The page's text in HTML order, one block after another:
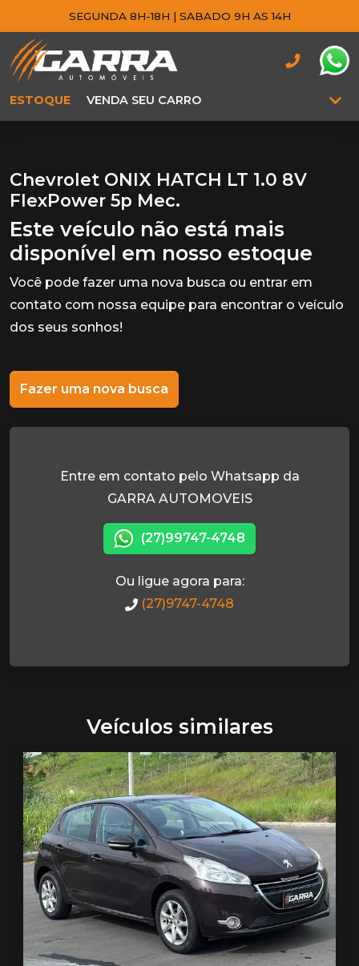
SEGUNDA 8H-18H | SABADO 9H AS 14H
ESTOQUE VENDA SEU CARRO
Chevrolet ONIX HATCH LT 1.0 8V
FlexPower 5p Mec.
Este veículo não está mais
disponível em nosso estoque
Você pode fazer uma nova busca ou entrar em
contato com nossa equipe para encontrar o veículo
dos seus sonhos!
Fazer uma nova busca
Entre em contato pelo Whatsapp da
GARRA AUTOMOVEIS
(27)99747-4748
Ou ligue agora para:
(27)9747-4748
Veículos similares